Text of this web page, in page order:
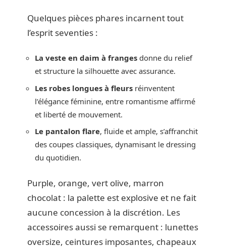
Quelques pièces phares incarnent tout
l’esprit seventies :
La veste en daim à franges donne du relief
et structure la silhouette avec assurance.
Les robes longues à fleurs réinventent
l’élégance féminine, entre romantisme affirmé
et liberté de mouvement.
Le pantalon flare, fluide et ample, s’affranchit
des coupes classiques, dynamisant le dressing
du quotidien.
Purple, orange, vert olive, marron
chocolat : la palette est explosive et ne fait
aucune concession à la discrétion. Les
accessoires aussi se remarquent : lunettes
oversize, ceintures imposantes, chapeaux